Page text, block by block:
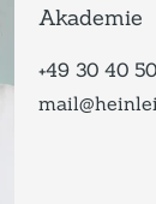
Akademie
+49 30 40